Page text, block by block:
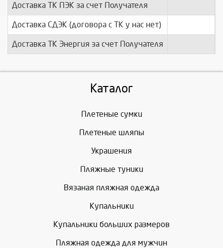
Доставка ТК ПЭК за счет Получателя
Доставка СДЭК (договора с ТК у нас нет)
Доставка ТК Энергия за счет Получателя
Каталог
Плетеные сумки
Плетеные шляпы
Украшения
Пляжные туники
Вязаная пляжная одежда
Купальники
Купальники больших размеров
Пляжная одежда для мужчин